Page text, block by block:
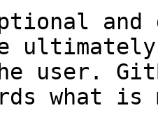
and
user.
what